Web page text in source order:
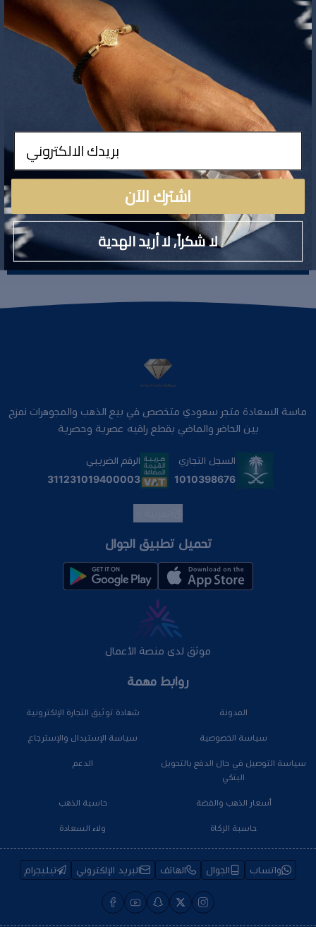
تفاصيل المنتج
لا توجد تفاصيل لهذا المنتج
تقييمات المنتج
روابط مهمة
المدونة شهادة توثيق التجارة الإلكترونية
سياسة الخصوصية سياسة الإستبدال والإسترجاع
سياسة التوصيل في حال الدفع بالتحويل
البنكي
الدعم
أسعار الذهب والفضة حاسبة الذهب
حاسبة الزكاة ولاء السعادة
ماسة السعادة متجر سعودي متخصص في بيع الذهب والمجوهرات نمزج
بين الحاضر والماضي بقطع راقيه عصرية وحصرية
السجل التجاري
1010398676
الرقم الضريبي
311231019400003
تحميل تطبيق الجوال
موثق لدى منصة الأعمال
واتساب الجوال الهاتف البريد الإلكتروني تيليجرام
ادخال
اشترك الآن
لا شكراً, لا أريد الهدية